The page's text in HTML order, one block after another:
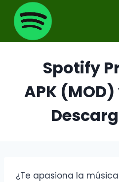
Saltar
contenido
Spotify
APK
¿Te apasiona la